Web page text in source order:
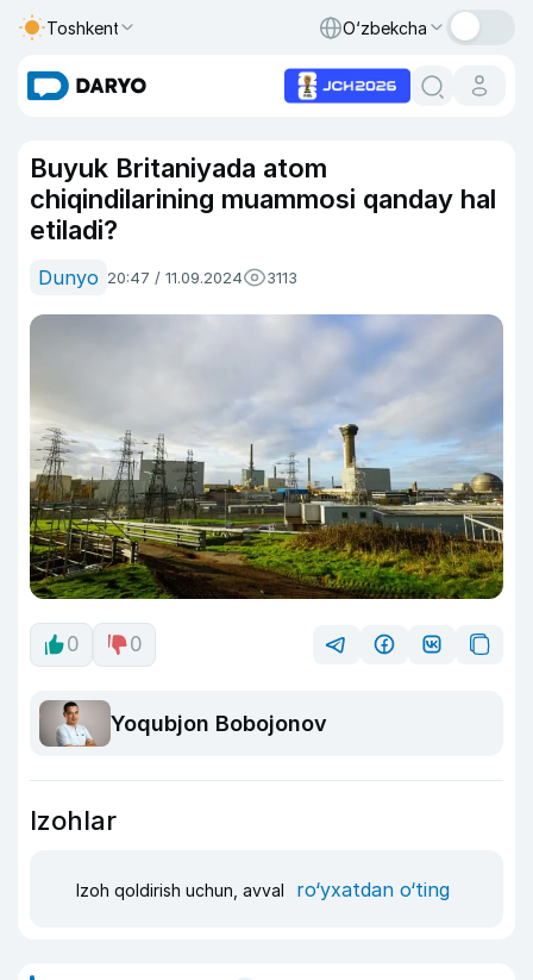
Toshkent O‘zbekcha
Buyuk Britaniyada atom
chiqindilarining muammosi qanday hal
etiladi?
Dunyo 20:47 / 11.09.2024 3113
0 0
Yoqubjon Bobojonov
Izohlar
Izoh qoldirish uchun, avval ro‘yxatdan o‘ting